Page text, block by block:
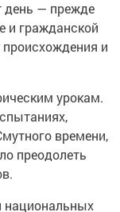
день — прежде
и гражданской
происхождения и
урокам.
времени,
преодолеть
национальных